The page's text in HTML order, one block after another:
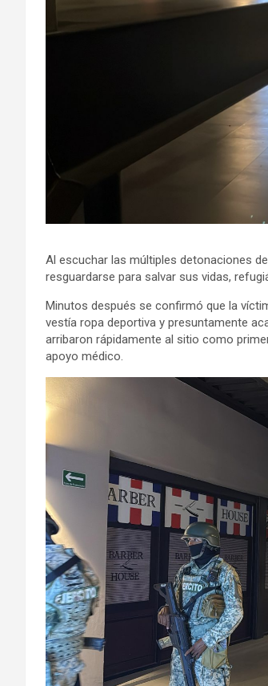
Al escuchar las múltiples detonaciones
resguardarse para salvar sus vidas,
Minutos después se confirmó que la
vestía ropa deportiva y presuntamente
arribaron rápidamente al sitio como
apoyo médico.